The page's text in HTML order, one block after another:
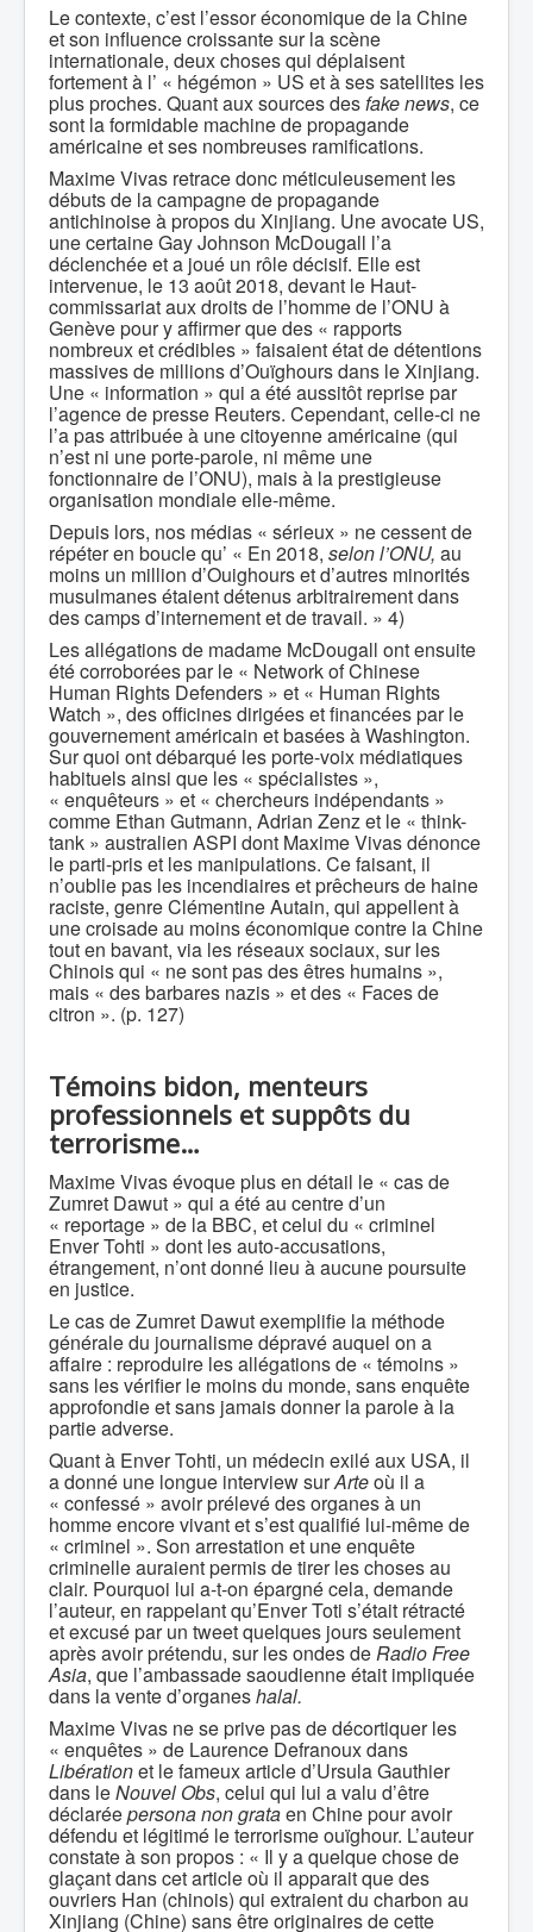
Le contexte, c’est l’essor économique de la Chine
et son influence croissante sur la scène
internationale, deux choses qui déplaisent
fortement à l’ « hégémon » US et à ses satellites les
plus proches. Quant aux sources desfake news, ce
sont la formidable machine de propagande
américaine et ses nombreuses ramifications.
Maxime Vivas retrace donc méticuleusement les
débuts de la campagne de propagande
antichinoise à propos du Xinjiang. Une avocate US,
une certaine Gay Johnson McDougall l’a
déclenchée et a joué un rôle décisif. Elle est
intervenue, le 13 août 2018, devant le Haut-
commissariat aux droits de l’homme de l’ONU à
Genève pour y affirmer que des « rapports
nombreux et crédibles » faisaient état de détentions
massives de millions d’Ouïghours dans le Xinjiang.
Une « information » qui a été aussitôt reprise par
l’agence de presse Reuters. Cependant, celle-ci ne
l’a pas attribuée à une citoyenne américaine (qui
n’est ni une porte-parole, ni même une
fonctionnaire de l’ONU), mais à la prestigieuse
organisation mondiale elle-même.
Depuis lors, nos médias « sérieux » ne cessent de
répéter en boucle qu’ « En 2018, selon l’ONU, au
moins un million d’Ouighours et d’autres minorités
musulmanes étaient détenus arbitrairement dans
des camps d’internement et de travail. » 4)
Les allégations de madame McDougall ont ensuite
été corroborées par le « Network of Chinese
Human Rights Defenders » et « Human Rights
Watch », des officines dirigées et financées par le
gouvernement américain et basées à Washington.
Sur quoi ont débarqué les porte-voix médiatiques
habituels ainsi que les « spécialistes »,
« enquêteurs » et « chercheurs indépendants »
comme Ethan Gutmann, Adrian Zenz et le « think-
tank » australien ASPI dont Maxime Vivas dénonce
le parti-pris et les manipulations. Ce faisant, il
n’oublie pas les incendiaires et prêcheurs de haine
raciste, genre Clémentine Autain, qui appellent à
une croisade au moins économique contre la Chine
tout en bavant, via les réseaux sociaux, sur les
Chinois qui « ne sont pas des êtres humains »,
mais « des barbares nazis » et des « Faces de
citron ». (p. 127)
Témoins bidon, menteurs
professionnels et suppôts du
terrorisme…
Maxime Vivas évoque plus en détail le « cas de
Zumret Dawut » qui a été au centre d’un
« reportage » de la BBC, et celui du « criminel
Enver Tohti » dont les auto-accusations,
étrangement, n’ont donné lieu à aucune poursuite
en justice.
Le cas de Zumret Dawut exemplifie la méthode
générale du journalisme dépravé auquel on a
affaire : reproduire les allégations de « témoins »
sans les vérifier le moins du monde, sans enquête
approfondie et sans jamais donner la parole à la
partie adverse.
Quant à Enver Tohti, un médecin exilé aux USA, il
a donné une longue interview surArteoù il a
« confessé » avoir prélevé des organes à un
homme encore vivant et s’est qualifié lui-même de
« criminel ». Son arrestation et une enquête
criminelle auraient permis de tirer les choses au
clair. Pourquoi lui a-t-on épargné cela, demande
l’auteur, en rappelant qu’Enver Toti s’était rétracté
et excusé par un tweet quelques jours seulement
après avoir prétendu, sur les ondes deRadio Free
Asia, que l’ambassade saoudienne était impliquée
dans la vente d’organeshalal.
Maxime Vivas ne se prive pas de décortiquer les
« enquêtes » de Laurence Defranoux dans
Libérationet le fameux article d’Ursula Gauthier
dans leNouvel Obs, celui qui lui a valu d’être
déclaréepersona non grataen Chine pour avoir
défendu et légitimé le terrorisme ouïghour. L’auteur
constate à son propos : « Il y a quelque chose de
glaçant dans cet article où il apparait que des
ouvriers Han (chinois) qui extraient du charbon au
Xinjiang (Chine) sans être originaires de cette